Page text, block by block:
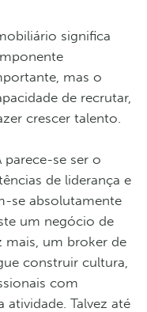
significa
mas o
de recrutar,
crescer talento.
se ser o
de liderança e
se absolutamente
um negócio de
mais, um broker de
construir cultura,
com
Talvez até